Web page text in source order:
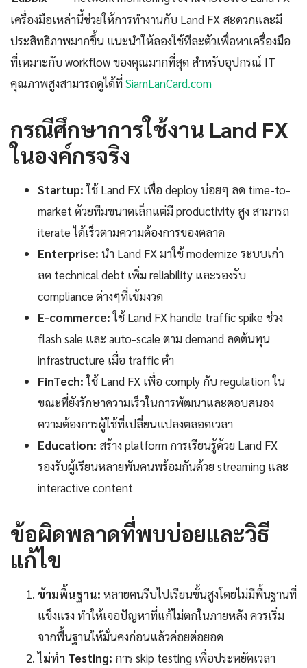
เครื่องมือเหล่านี้ช่วยให้การทำงานกับ Land FX สะดวกและมี
ประสิทธิภาพมากขึ้น แนะนำให้ลองใช้ทีละตัวเพื่อหาเครื่องมือ
ที่เหมาะกับ workflow ของคุณมากที่สุด สำหรับอุปกรณ์ IT
คุณภาพสูงสามารถดูได้ที่SiamLanCard.com
กรณีศึกษาการใช้งาน Land FX
ในองค์กรจริง
Startup:ใช้ Land FX เพื่อ deploy บ่อยๆ ลด time-to-
market ด้วยทีมขนาดเล็กแต่มี productivity สูง สามารถ
iterate ได้เร็วตามความต้องการของตลาด
Enterprise: นำ Land FX มาใช้ modernize ระบบเก่า
ลด technical debt เพิ่ม reliability และรองรับ
compliance ต่างๆที่เข้มงวด
E-commerce:ใช้ Land FX handle traffic spike ช่วง
flash sale และ auto-scale ตาม demand ลดต้นทุน
infrastructure เมื่อ traffic ต่ำ
FinTech:ใช้ Land FX เพื่อ comply กับ regulation ใน
ขณะที่ยังรักษาความเร็วในการพัฒนาและตอบสนอง
ความต้องการผู้ใช้ที่เปลี่ยนแปลงตลอดเวลา
Education: สร้าง platform การเรียนรู้ด้วย Land FX
รองรับผู้เรียนหลายพันคนพร้อมกันด้วย streaming และ
interactive content
ข้อผิดพลาดที่พบบ่อยและวิธี
แก้ไข
ข้ามพื้นฐาน: หลายคนรีบไปเรียนขั้นสูงโดยไม่มีพื้นฐานที่
แข็งแรง ทำให้เจอปัญหาที่แก้ไม่ตกในภายหลัง ควรเริ่ม
จากพื้นฐานให้มั่นคงก่อนแล้วค่อยต่อยอด
ไม่ทำ Testing: การ skip testing เพื่อประหยัดเวลา